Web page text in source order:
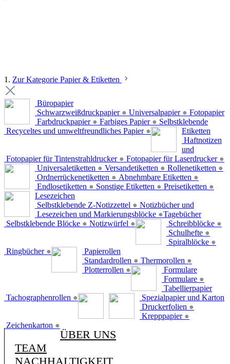
1. Zur Kategorie Papier & Etiketten
Büropapier
Schwarzweißdruckpapier ● Universalpapier ●
Farbdruckpapier ● Farbiges Papier ●
Recyceltes und umweltfreundliches Papier ●
Fotopapier
Fotopapier für Tintenstrahldrucker ● Fotopapier für Laserdrucker ●
Selbstklebende
Etiketten
Universaletiketten ● Versandetiketten ● Rollenetiketten ●
Ordnerrückenetiketten ● Abnehmbare Etiketten ●
Endlosetiketten ● Sonstige Etiketten ● Preisetiketten ●
Haftnotizen
und
Lesezeichen
Selbstklebende Z-Notizzettel ●
Lesezeichen und Markierungsblöcke ●
Selbstklebende Blöcke ● Notizwürfel ●
Notizbücher und
Tagebücher
Schreibblöcke ●
Schulhefte ●
Spiralblöcke ●
Ringbücher ●
Papierollen
Standardrollen ● Thermorollen ●
Plotterrollen ●
Formulare
Formulare ●
Tachographenrollen ●
Tabellierpapier
Spezialpapier und Karton
Druckerfolien ●
Krepppapier ●
Zeichenkarton ●
ÜBER UNS
TEAM
NACHHALTIGKEIT